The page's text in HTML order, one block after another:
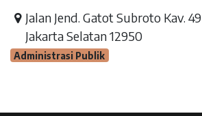
Jalan Jend. Gatot Subroto Kav. 49
Jakarta Selatan 12950
Administrasi Publik